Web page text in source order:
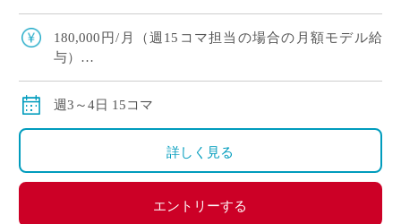
マの担当で、月収約18万円。プライベ […]
180,000円/月（週15コマ担当の場合の月額モデル給
与）
いてお支払い）
週3～4日 15コマ
詳しく見る
エントリーする